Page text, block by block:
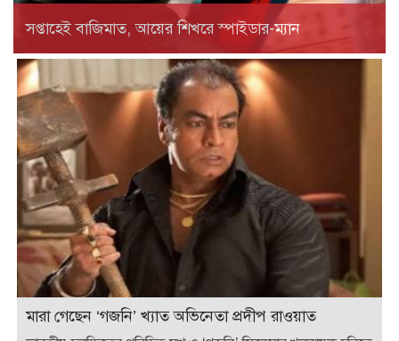
সপ্তাহেই বাজিমাত, আয়ের শিখরে স্পাইডার-ম্যান
মারা গেছেন ‘গজনি’ খ্যাত অভিনেতা প্রদীপ রাওয়াত